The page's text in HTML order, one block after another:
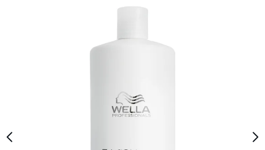
Now showing image 1 Wella Professionals Fusion